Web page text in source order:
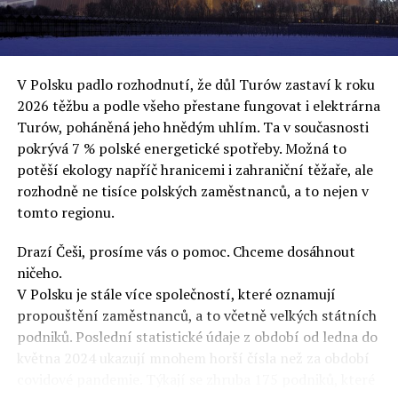
uvěří a nebudou se ptát na podrobnosti,“ řekl Rafał
Ziemkiewicz, redaktor týdeníku Do Rzeczy a ironicky
dodal: „Když se nynějšímu vedení státního hřebčince
podařilo prodat na aukci 10 plemenných koní za 600
000 euro, bylo to provládními médii oslavované jako
velký úspěch. Za vlády PiS se 14 koní prodalo za 2,5
milionu euro, což bylo stejnou mediální partou
komentováno jako konec polského chovu koní. Ve vidění
kontrolorů činnosti PiS ale určitě šlo při prodeji koní o
praní peněz či jinou nelegální činnost.“
Tuskova čísla jsou ale ujetá i jinde, pokračoval
Ziemkiewicz. „Ve vládní aféře PiS kolem vydávání víz
Tusk tvrdil, že za vlády dnešní opozice se nelegálně
prodalo 600 000 víz do Polska. Byla na to dokonce
vytvořena parlamentní vyšetřovací komise, která přišla
ale pouze na to, že 220 víz do Polska bylo
prostřednictvím úplatků uspíšeno, tedy že víza byla
V Polsku padlo rozhodnutí, že důl Turów zastaví k roku
2026 těžbu a podle všeho přestane fungovat i elektrárna
Turów, poháněná jeho hnědým uhlím. Ta v současnosti
pokrývá 7 % polské energetické spotřeby. Možná to
potěší ekology napříč hranicemi i zahraniční těžaře, ale
rozhodně ne tisíce polských zaměstnanců, a to nejen v
tomto regionu.
Drazí Češi, prosíme vás o pomoc. Chceme dosáhnout
ničeho.
V Polsku je stále více společností, které oznamují
propouštění zaměstnanců, a to včetně velkých státních
podniků. Poslední statistické údaje z období od ledna do
května 2024 ukazují mnohem horší čísla než za období